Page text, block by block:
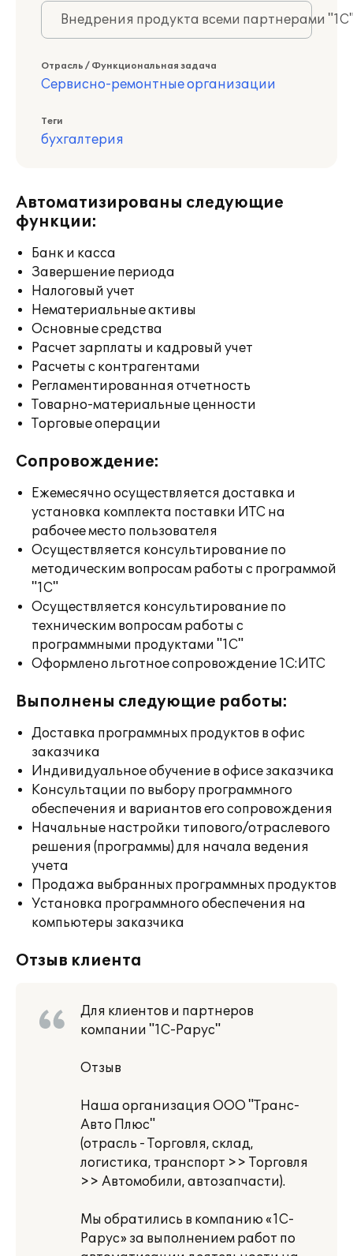
Внедрения продукта всеми партнерами
Отрасль / Функциональная задача
Сервисно-ремонтные организации
Теги
бухгалтерия
Автоматизированы следующие
функции:
Банк и касса
Завершение периода
Налоговый учет
Нематериальные активы
Основные средства
Расчет зарплаты и кадровый учет
Расчеты с контрагентами
Регламентированная отчетность
Товарно-материальные ценности
Торговые операции
Сопровождение:
Ежемесячно осуществляется доставка и
установка комплекта поставки ИТС на
рабочее место пользователя
Осуществляется консультирование по
методическим вопросам работы с программой
"1С"
Осуществляется консультирование по
техническим вопросам работы с
программными продуктами "1С"
Оформлено льготное сопровождение 1С:ИТС
Выполнены следующие работы:
Доставка программных продуктов в офис
заказчика
Индивидуальное обучение в офисе заказчика
Консультации по выбору программного
обеспечения и вариантов его сопровождения
Начальные настройки типового/отраслевого
решения (программы) для начала ведения
учета
Продажа выбранных программных продуктов
Установка программного обеспечения на
компьютеры заказчика
Отзыв клиента
Для клиентов и партнеров
компании "1С-Рарус"
Отзыв
Наша организация ООО "Транс-
Авто Плюс"
(отрасль - Торговля, склад,
логистика, транспорт >> Торговля
>> Автомобили, автозапчасти).
Мы обратились в компанию «1С-
Рарус» за выполнением работ по